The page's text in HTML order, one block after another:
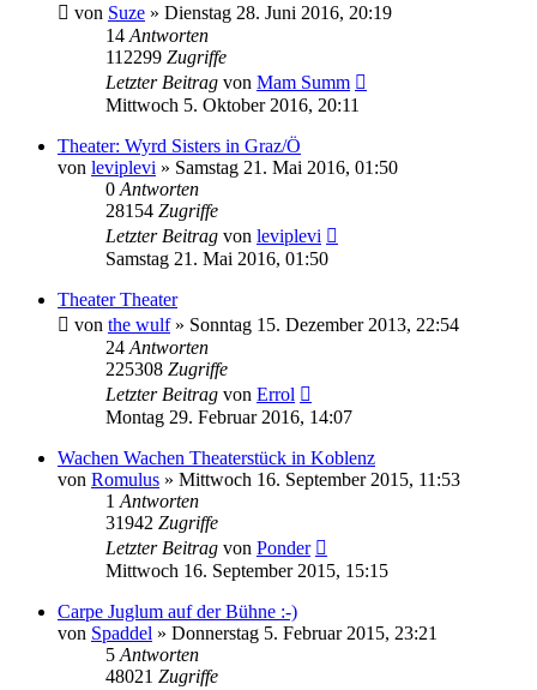
von Suze » Dienstag 28. Juni 2016, 20:19
14 Antworten
112299 Zugriffe
Letzter Beitrag von Mam Summ
Mittwoch 5. Oktober 2016, 20:11
Theater: Wyrd Sisters in Graz/Ö
von leviplevi » Samstag 21. Mai 2016, 01:50
0 Antworten
28154 Zugriffe
Letzter Beitrag von leviplevi
Samstag 21. Mai 2016, 01:50
Theater Theater
von the wulf» Sonntag 15. Dezember 2013, 22:54
24 Antworten
225308 Zugriffe
Letzter Beitrag von Errol
Montag 29. Februar 2016, 14:07
Wachen Wachen Theaterstück in Koblenz
von Romulus » Mittwoch 16. September 2015, 11:53
1 Antworten
31942 Zugriffe
Letzter Beitrag von Ponder
Mittwoch 16. September 2015, 15:15
Carpe Juglum auf der Bühne :-)
von Spaddel » Donnerstag 5. Februar 2015, 23:21
5 Antworten
48021 Zugriffe